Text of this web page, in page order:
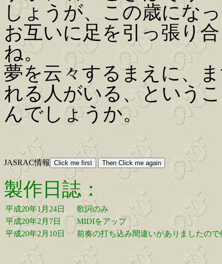
しょうが、この歳にな
お互いに足を引っ張り
ね。
夢を云々するまえに、
れる人がいる、という
んでしょうか。
JASRAC情報
製作日誌：
平成20年1月24日
歌詞のみ
平成20年2月7日
MIDIをアップ
平成20年2月10日
前奏の打ち込み間違いがありましたので